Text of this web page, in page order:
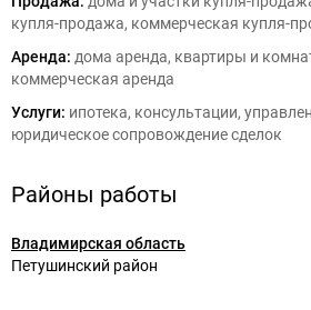
купля-продажа, коммерческая купля-
Аренда: дома аренда, квартиры и
коммерческая аренда
Услуги: ипотека, консультации,
юридическое сопровождение сделок
Районы работы
Владимирская область
Петушинский район